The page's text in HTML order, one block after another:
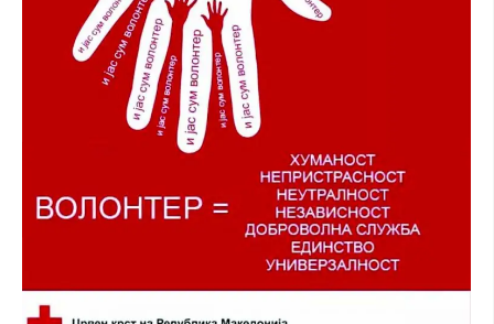
HISTORIA E LËVIZJES
HISTORIA E KRYQIT TË KUQ
STRUKTURA E ORGANIZATËS
KONTAKT INFORMACIONE
ANËTARËSIMI NË STRUKTURAT PROFESIONALE
LIGJI I KRYQIT TË KUQ